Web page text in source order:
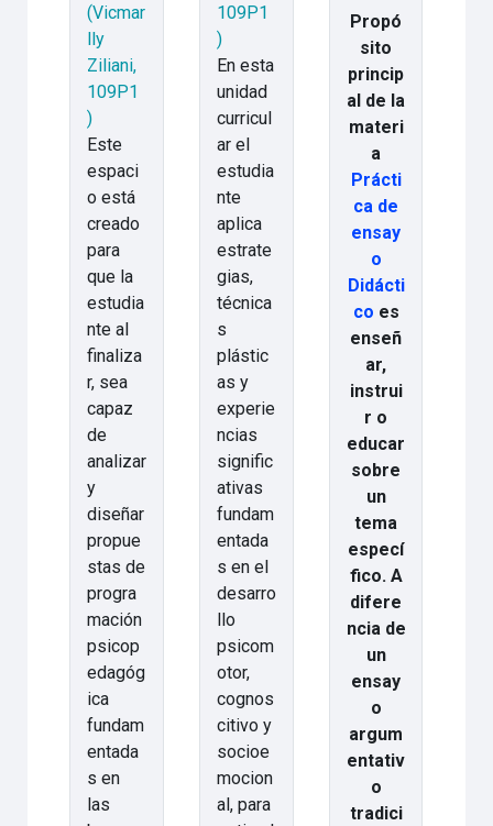
(Vicmar
lly
Ziliani,
109P1
)
Este
espaci
o está
creado
para
que la
estudia
nte al
finaliza
r, sea
capaz
de
analizar
y
diseñar
propue
stas de
progra
mación
psicop
edagóg
ica
fundam
entada
s en
las
109P1
)
En esta
unidad
curricul
ar el
estudia
nte
aplica
estrate
gias,
técnica
s
plástic
as y
experie
ncias
signific
ativas
fundam
entada
s en el
desarro
llo
psicom
otor,
cognos
citivo y
socioe
mocion
al, para
Propó
sito
princip
al de la
materi
a
Prácti
ca de
ensay
o
Didácti
co es
enseñ
ar,
instrui
r o
educar
sobre
un
tema
especí
fico. A
difere
ncia de
un
ensay
o
argum
entativ
o
tradici